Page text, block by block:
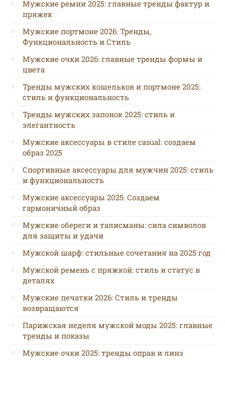
Мужские ремни 2025: главные тренды фактур и
пряжек
Мужские портмоне 2026: Тренды,
Функциональность и Стиль
Мужские очки 2026: главные тренды формы и
цвета
Тренды мужских кошельков и портмоне 2025:
стиль и функциональность
Тренды мужских запонок 2025: стиль и
элегантность
Мужские аксессуары в стиле casual: создаем
образ 2025
Спортивные аксессуары для мужчин 2025: стиль
и функциональность
Мужские аксессуары 2025: Создаем
гармоничный образ
Мужские обереги и талисманы: сила символов
для защиты и удачи
Мужской шарф: стильные сочетания на 2025 год
Мужской ремень с пряжкой: стиль и статус в
деталях
Мужские печатки 2026: Стиль и тренды
возвращаются
Парижская неделя мужской моды 2025: главные
тренды и показы
Мужские очки 2025: тренды оправ и линз